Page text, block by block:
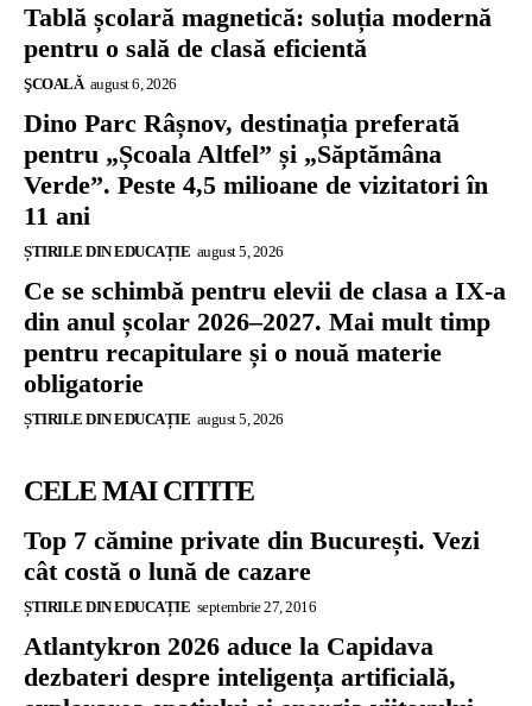
Tablă școlară magnetică: soluția modernă
pentru o sală de clasă eficientă
ŞCOALĂ august 6, 2026
Dino Parc Râșnov, destinația preferată
pentru „Școala Altfel” și „Săptămâna
Verde”. Peste 4,5 milioane de vizitatori în
11 ani
ȘTIRILE DIN EDUCAȚIE august 5, 2026
Ce se schimbă pentru elevii de clasa a IX-a
din anul școlar 2026–2027. Mai mult timp
pentru recapitulare și o nouă materie
obligatorie
ȘTIRILE DIN EDUCAȚIE august 5, 2026
CELE MAI CITITE
Top 7 cămine private din București. Vezi
cât costă o lună de cazare
ȘTIRILE DIN EDUCAȚIE septembrie 27, 2016
Atlantykron 2026 aduce la Capidava
dezbateri despre inteligența artificială,